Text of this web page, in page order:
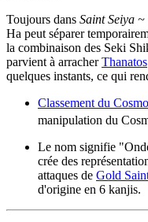
Toujours dans Saint Seiya
Ha peut séparer
la combinaison des Seki
parvient à arracherThanatos
quelques instants, ce qui
Classement du
manipulation du
Le nom signifie
crée des
attaques de Gold
d'origine en 6 kanjis.